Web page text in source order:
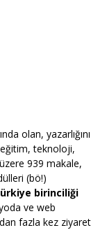
olan, yazarlığını
eğitim, teknoloji,
939 makale,
(bö!)
birinciliği
ve web
fazla kez ziyaret